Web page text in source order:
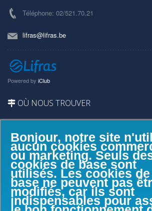
Bonjour, notre site
aucun cookies
ou marketing. Seuls
cookies de base sont
utilisés. Les cookies de
base ne peuvent pas
modifiés, car ils sont
indispensables pour
Téléphone: 02/521.70.21
lifras@lifras.be
Powered by iClub
OÙ NOUS TROUVER